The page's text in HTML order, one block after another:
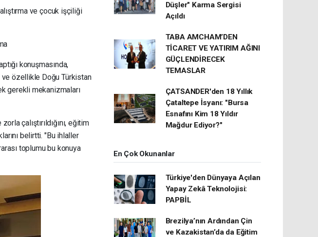
ve çocuk işçiliği
konuşmasında,
ve özellikle Doğu Türkistan
gerekli mekanizmaları
çalıştırıldığını, eğitim
belirtti. "Bu ihlaller
toplumu bu konuya
Düşler" Karma Sergisi
Açıldı
TABA AMCHAM’DEN
TİCARET VE YATIRIM AĞINI
GÜÇLENDİRECEK
TEMASLAR
ÇATSANDER'den 18 Yıllık
Çataltepe İsyanı: "Bursa
Esnafını Kim 18 Yıldır
Mağdur Ediyor?"
En Çok Okunanlar
Türkiye'den Dünyaya Açılan
Yapay Zekâ Teknolojisi:
PAPBİL
Brezilya’nın Ardından Çin
ve Kazakistan’da da Eğitim